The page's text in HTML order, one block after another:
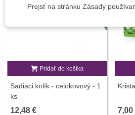
Pridať do košíka
Sadiaci kolík - celokovový - 1
ks
12,48 € 7,00
Prejsť na stránku Zásady